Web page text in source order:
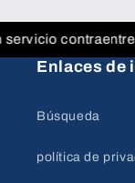
contraentrega
Enlaces de
Búsqueda
política de